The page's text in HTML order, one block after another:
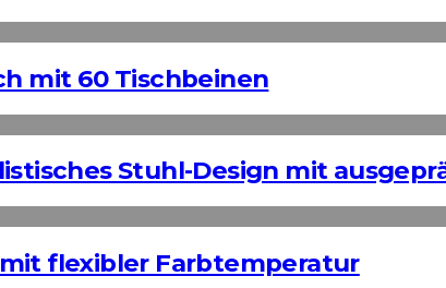
mit 60 Tischbeinen
Stuhl-Design mit
flexibler Farbtemperatur